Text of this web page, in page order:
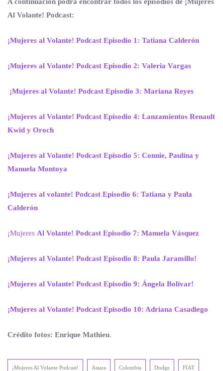
Al Volante! Podcast:
¡Mujeres al Volante! Podcast Episodio 1: Tatiana Calderón
¡Mujeres al Volante! Podcast Episodio 2: Valeria Vargas
¡Mujeres al Volante! Podcast Episodio 3: Mariana Reyes
¡Mujeres al Volante! Podcast Episodio 4: Lanzamientos Renault
Kwid y Oroch
¡Mujeres al Volante! Podcast Episodio 5: Connie, Paulina y
Manuela Montoya
¡Mujeres al volante! Podcast Episodio 6: Tatiana y Paula
Calderón
¡Mujeres Al Volante! Podcast Episodio 7: Manuela Vásquez
¡Mujeres al Volante! Podcast Episodio 8: Paula Jaramillo!
¡Mujeres al Volante! Podcast Episodio 9: Ángela Bolívar!
¡Mujeres al Volante! Podcast Episodio 10: Adriana Casadiego
Crédito fotos: Enrique Mathieu.
¡Mujeres Al Volante Podcast! Astara Colombia Dodge FIAT